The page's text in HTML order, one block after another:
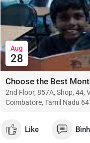
Aug
28
2nd Floor, 857A, Shop, 44,
Coimbatore, Tamil Nadu
Like